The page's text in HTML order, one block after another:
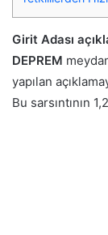
Girit Adası
DEPREM
yapılan
Bu sarsıntının